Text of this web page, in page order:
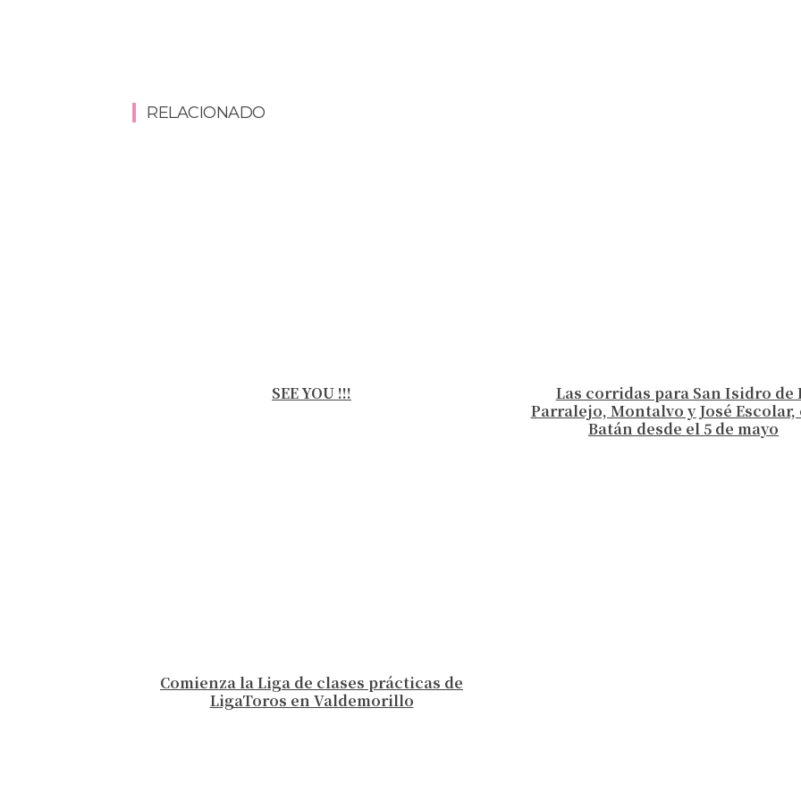
RELACIONADO
SEE YOU !!!
Las corridas para San Isidro de
Parralejo, Montalvo y José Escolar,
Batán desde el 5 de mayo
Comienza la Liga de clases prácticas de
LigaToros en Valdemorillo